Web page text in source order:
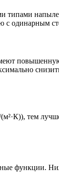
типами
с одинарным
тем
функции.